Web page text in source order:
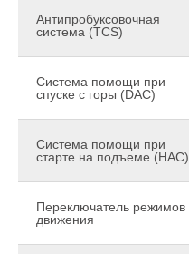
Антипробуксовочная
система (TCS)
Система помощи при
спуске с горы (DAC)
Система помощи при
старте на подъеме (HAC)
Переключатель режимов
движения